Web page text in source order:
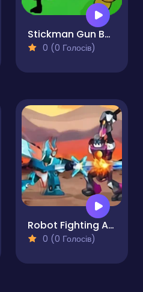
Stickman Gun Battle Simulator
0 (0 Голосів)
Robot Fighting Adventure
0 (0 Голосів)